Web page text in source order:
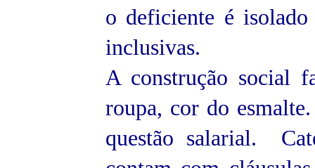
o deficiente é
inclusivas.
A construção social
roupa, cor do
questão salarial.